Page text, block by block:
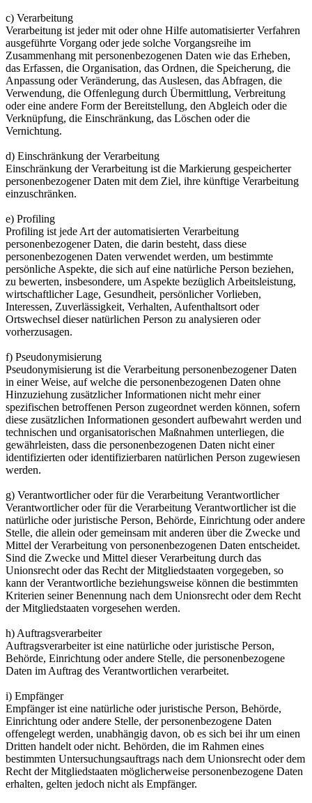
c) Verarbeitung
Verarbeitung ist jeder mit oder ohne Hilfe automatisierter Verfahren
ausgeführte Vorgang oder jede solche Vorgangsreihe im
Zusammenhang mit personenbezogenen Daten wie das Erheben,
das Erfassen, die Organisation, das Ordnen, die Speicherung, die
Anpassung oder Veränderung, das Auslesen, das Abfragen, die
Verwendung, die Offenlegung durch Übermittlung, Verbreitung
oder eine andere Form der Bereitstellung, den Abgleich oder die
Verknüpfung, die Einschränkung, das Löschen oder die
Vernichtung.
d) Einschränkung der Verarbeitung
Einschränkung der Verarbeitung ist die Markierung gespeicherter
personenbezogener Daten mit dem Ziel, ihre künftige Verarbeitung
einzuschränken.
e) Profiling
Profiling ist jede Art der automatisierten Verarbeitung
personenbezogener Daten, die darin besteht, dass diese
personenbezogenen Daten verwendet werden, um bestimmte
persönliche Aspekte, die sich auf eine natürliche Person beziehen,
zu bewerten, insbesondere, um Aspekte bezüglich Arbeitsleistung,
wirtschaftlicher Lage, Gesundheit, persönlicher Vorlieben,
Interessen, Zuverlässigkeit, Verhalten, Aufenthaltsort oder
Ortswechsel dieser natürlichen Person zu analysieren oder
vorherzusagen.
f) Pseudonymisierung
Pseudonymisierung ist die Verarbeitung personenbezogener Daten
in einer Weise, auf welche die personenbezogenen Daten ohne
Hinzuziehung zusätzlicher Informationen nicht mehr einer
spezifischen betroffenen Person zugeordnet werden können, sofern
diese zusätzlichen Informationen gesondert aufbewahrt werden und
technischen und organisatorischen Maßnahmen unterliegen, die
gewährleisten, dass die personenbezogenen Daten nicht einer
identifizierten oder identifizierbaren natürlichen Person zugewiesen
werden.
g) Verantwortlicher oder für die Verarbeitung Verantwortlicher
Verantwortlicher oder für die Verarbeitung Verantwortlicher ist die
natürliche oder juristische Person, Behörde, Einrichtung oder andere
Stelle, die allein oder gemeinsam mit anderen über die Zwecke und
Mittel der Verarbeitung von personenbezogenen Daten entscheidet.
Sind die Zwecke und Mittel dieser Verarbeitung durch das
Unionsrecht oder das Recht der Mitgliedstaaten vorgegeben, so
kann der Verantwortliche beziehungsweise können die bestimmten
Kriterien seiner Benennung nach dem Unionsrecht oder dem Recht
der Mitgliedstaaten vorgesehen werden.
h) Auftragsverarbeiter
Auftragsverarbeiter ist eine natürliche oder juristische Person,
Behörde, Einrichtung oder andere Stelle, die personenbezogene
Daten im Auftrag des Verantwortlichen verarbeitet.
i) Empfänger
Empfänger ist eine natürliche oder juristische Person, Behörde,
Einrichtung oder andere Stelle, der personenbezogene Daten
offengelegt werden, unabhängig davon, ob es sich bei ihr um einen
Dritten handelt oder nicht. Behörden, die im Rahmen eines
bestimmten Untersuchungsauftrags nach dem Unionsrecht oder dem
Recht der Mitgliedstaaten möglicherweise personenbezogene Daten
erhalten, gelten jedoch nicht als Empfänger.